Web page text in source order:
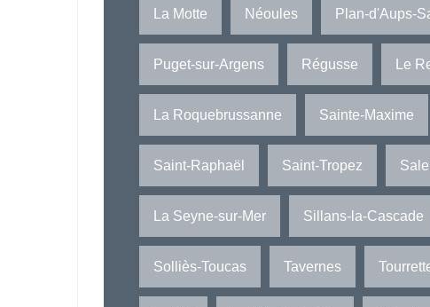
La Motte Néoules Plan-d'Aups-
Puget-sur-Argens Régusse Le
La Roquebrussanne Sainte-Maxime
Saint-Raphaël Saint-Tropez
La Seyne-sur-Mer Sillans-la-Cascade
Solliès-Toucas Tavernes